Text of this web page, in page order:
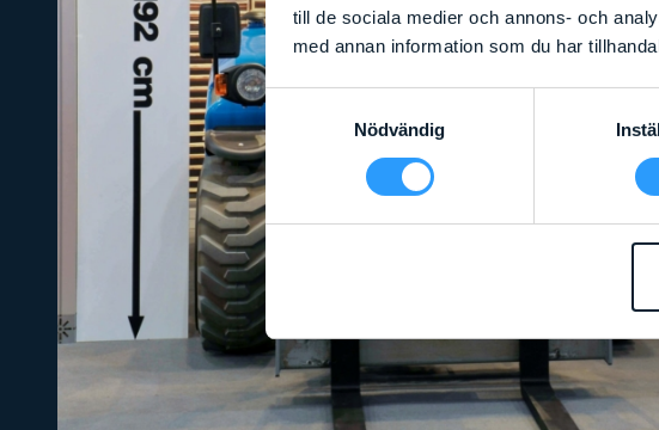
till de sociala medier och annons- och
med annan information som du har
Samtyckesval
Nödvändig